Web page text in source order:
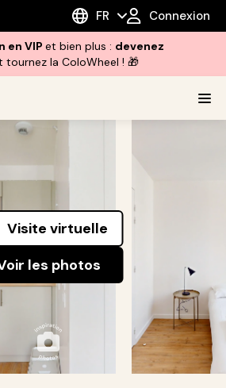
FR Connexion
en VIP et bien plus : devenez
tournez la ColoWheel ! 🎁
Visite virtuelle
les photos